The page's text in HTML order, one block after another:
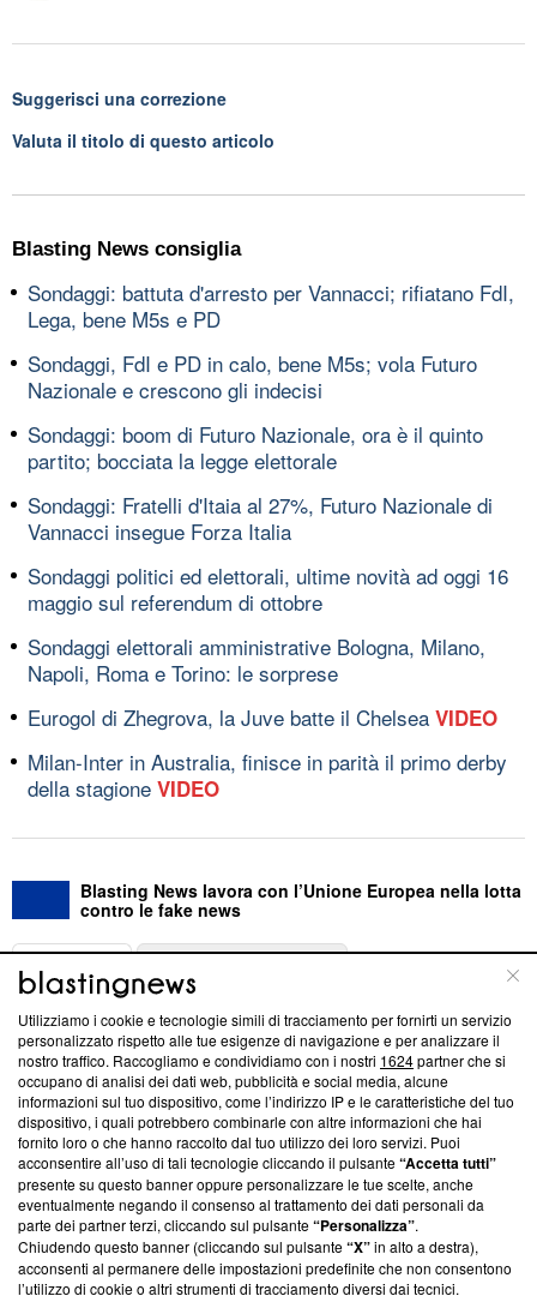
Suggerisci una correzione
Valuta il titolo di questo articolo
Blasting News consiglia
Sondaggi: battuta d'arresto per Vannacci; rifiatano FdI,
Lega, bene M5s e PD
Sondaggi, FdI e PD in calo, bene M5s; vola Futuro
Nazionale e crescono gli indecisi
Sondaggi: boom di Futuro Nazionale, ora è il quinto
partito; bocciata la legge elettorale
Sondaggi: Fratelli d'Itaia al 27%, Futuro Nazionale di
Vannacci insegue Forza Italia
Sondaggi politici ed elettorali, ultime novità ad oggi 16
maggio sul referendum di ottobre
Sondaggi elettorali amministrative Bologna, Milano,
Napoli, Roma e Torino: le sorprese
Eurogol di Zhegrova, la Juve batte il Chelsea VIDEO
Milan-Inter in Australia, finisce in parità il primo derby
della stagione VIDEO
Blasting News lavora con l’Unione Europea nella lotta
contro le fake news
ABOUT
Questa sezione offre informazioni trasparenti su Blasting
News, sui nostri processi editoriali e su come ci impegniamo a
creare news di qualità. Inoltre, afferma la nostra aderenza a
‘Trust Project - News with Integrity’Blasting News non è
ancora membro del programma, ma ha richiesto di farne
parte; Trust Project non ha ancora effettuato una verifica di
conformità agli standard.
Su di noi
Team editoriale
Utilizziamo i cookie e tecnologie simili di tracciamento per fornirti un servizio
personalizzato rispetto alle tue esigenze di navigazione e per analizzare il
nostro traffico. Raccogliamo e condividiamo con i nostri 1624partner che si
occupano di analisi dei dati web, pubblicità e social media, alcune
informazioni sul tuo dispositivo, come l’indirizzo IP e le caratteristiche del tuo
dispositivo, i quali potrebbero combinarle con altre informazioni che hai
fornito loro o che hanno raccolto dal tuo utilizzo dei loro servizi. Puoi
acconsentire all’uso di tali tecnologie cliccando il pulsante“Accetta tutti”
presente su questo banner oppure personalizzare le tue scelte, anche
eventualmente negando il consenso al trattamento dei dati personali da
parte dei partner terzi, cliccando sul pulsante“Personalizza”.
Chiudendo questo banner (cliccando sul pulsante“X”in alto a destra),
acconsenti al permanere delle impostazioni predefinite che non consentono
l’utilizzo di cookie o altri strumenti di tracciamento diversi dai tecnici.